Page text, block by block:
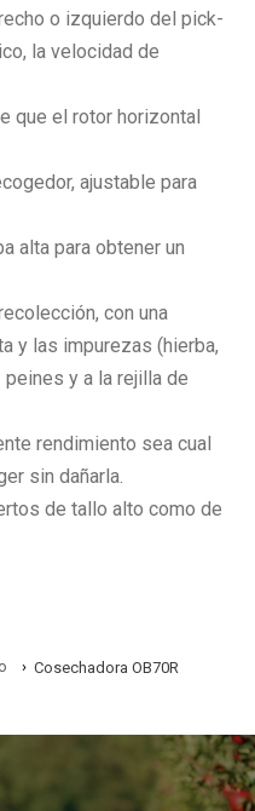
o izquierdo del pick-
la velocidad de
que el rotor horizontal
ajustable para
alta para obtener un
con una
y las impurezas (hierba,
y a la rejilla de
rendimiento sea cual
sin dañarla.
de tallo alto como de
› Cosechadora OB70R